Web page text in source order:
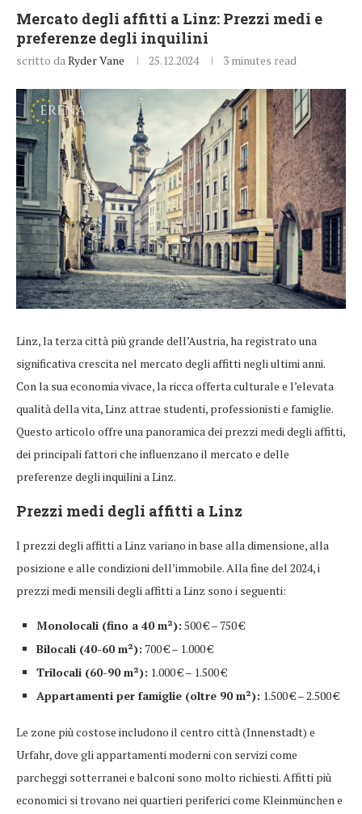
Mercato degli affitti a Linz: Prezzi medi e
preferenze degli inquilini
scritto daRyder Vane 25.12.2024 3 minutes read
Linz, la terza città più grande dell’Austria, ha registrato una
significativa crescita nel mercato degli affitti negli ultimi anni.
Con la sua economia vivace, la ricca offerta culturale e l’elevata
qualità della vita, Linz attrae studenti, professionisti e famiglie.
Questo articolo offre una panoramica dei prezzi medi degli affitti,
dei principali fattori che influenzano il mercato e delle
preferenze degli inquilini a Linz.
Prezzi medi degli affitti a Linz
I prezzi degli affitti a Linz variano in base alla dimensione, alla
posizione e alle condizioni dell’immobile. Alla fine del 2024, i
prezzi medi mensili degli affitti a Linz sono i seguenti:
Monolocali (fino a 40 m²): 500 € – 750 €
Bilocali (40-60 m²): 700 € – 1.000 €
Trilocali (60-90 m²): 1.000 € – 1.500 €
Appartamenti per famiglie (oltre 90 m²): 1.500 € – 2.500 €
Le zone più costose includono il centro città (Innenstadt) e
Urfahr, dove gli appartamenti moderni con servizi come
parcheggi sotterranei e balconi sono molto richiesti. Affitti più
economici si trovano nei quartieri periferici come Kleinmünchen e